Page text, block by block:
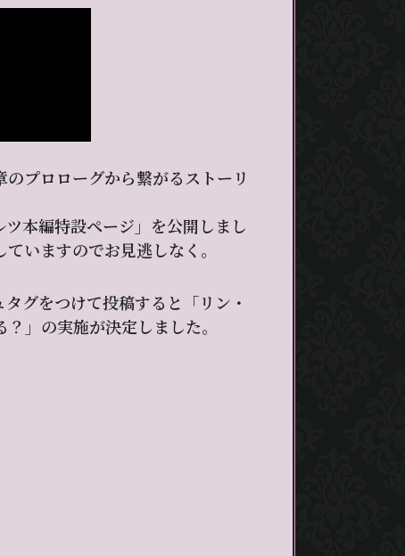
プロローグから繋がるストーリ
本編特設ページ」を公開しまし
いますのでお見逃しなく。
グをつけて投稿すると「リン・
」の実施が決定しました。